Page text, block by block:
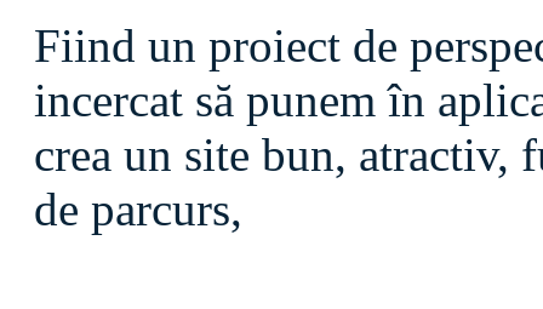
Fiind un proiect de
incercat să punem în
crea un site bun, atractiv,
de parcurs,